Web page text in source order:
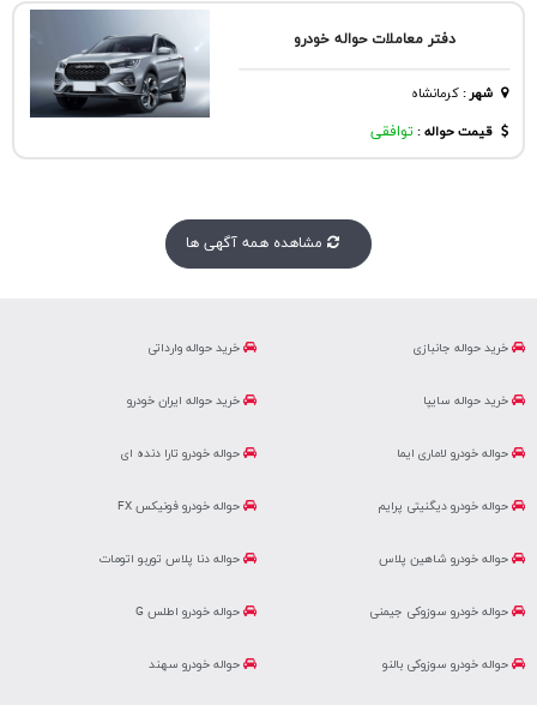
دفتر معاملات حواله خودرو
شهر:كرمانشاه
قیمت حواله : توافقی
مشاهده همه آگهی ها
خرید حواله وارداتی خرید حواله جانبازی
خرید حواله ایران خودرو خرید حواله سایپا
حواله خودرو تارا دنده ای حواله خودرو لاماری ایما
حواله خودرو فونیکس FX حواله خودرو دیگنیتی پرایم
حواله دنا پلاس توربو اتومات حواله خودرو شاهین پلاس
حواله خودرو اطلس G حواله خودرو سوزوکی جیمنی
حواله خودرو سهند حواله خودرو سوزوکی بالنو